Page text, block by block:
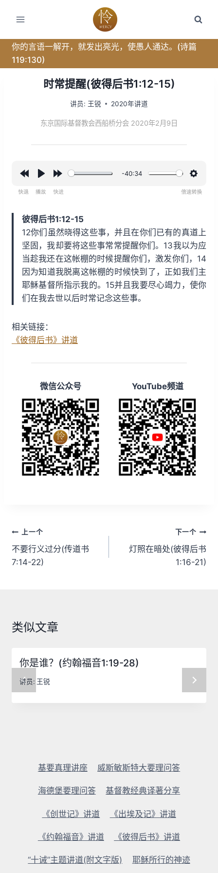
你的言语一解开，就发出亮光，使愚人通达。(诗篇
119:130)
时常提醒(彼得后书1:12-15)
讲员: 王锐 2020年讲道
东京国际基督教会西船桥分会 2020年2月9日
i
n
d
1
5
s
y
w
a
r
d
1
5
-40:34
彼得后书1:12-15
12你们虽然晓得这些事，并且在你们已有的真道上
坚固，我却要将这些事常常提醒你们。13我以为应
当趁我还在这帐棚的时候提醒你们，激发你们，14
因为知道我脱离这帐棚的时候快到了，正如我们主
耶稣基督所指示我的。15并且我要尽心竭力，使你
们在我去世以后时常记念这些事。
相关链接：
《彼得后书》讲道
微信公众号 YouTube频道
文
章
导
上一个
不要行义过分(传道书
7:14-22)
下一个
灯照在暗处(彼得后书
1:16-21)
类似文章
你是谁？(约翰福音1:19-28)
讲员: 王锐
基要真理讲座 威斯敏斯特大要理问答
海德堡要理问答 基督教经典译著分享
《创世记》讲道 《出埃及记》讲道
《约翰福音》讲道 《彼得后书》讲道
“十诫”主题讲道(附文字版) 耶稣所行的神迹